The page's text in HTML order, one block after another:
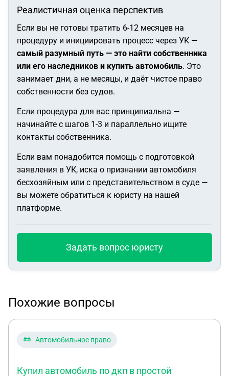
Реалистичная оценка перспектив
Если вы не готовы тратить 6-12 месяцев на
процедуру и инициировать процесс через УК —
самый разумный путь — это найти собственника
или его наследников и купить автомобиль. Это
занимает дни, а не месяцы, и даёт чистое право
собственности без судов.
Если процедура для вас принципиальна —
начинайте с шагов 1-3 и параллельно ищите
контакты собственника.
Если вам понадобится помощь с подготовкой
заявления в УК, иска о признании автомобиля
бесхозяйным или с представительством в суде —
вы можете обратиться к юристу на нашей
платформе.
Задать вопрос юристу
Похожие вопросы
Автомобильное право
Купил автомобиль по дкп в простой